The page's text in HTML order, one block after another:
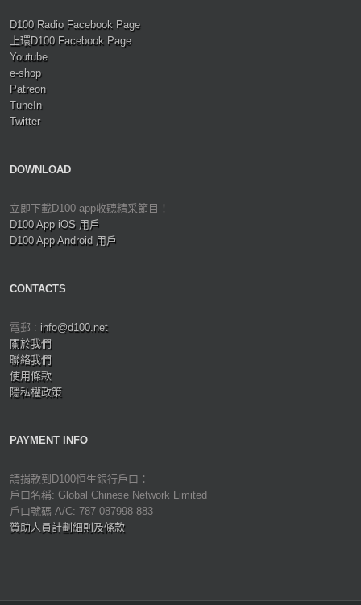
D100 Radio Facebook Page
上環D100 Facebook Page
Youtube
e-shop
Patreon
TuneIn
Twitter
DOWNLOAD
立即下載D100 app收聽精采節目！
D100 App iOS 用戶
D100 App Android 用戶
CONTACTS
電郵 : info@d100.net
關於我們
聯絡我們
使用條款
隱私權政策
PAYMENT INFO
請捐款到D100恒生銀行戶口：
戶口名稱: Global Chinese Network Limited
戶口號碼 A/C: 787-087998-883
贊助人員計劃細則及條款